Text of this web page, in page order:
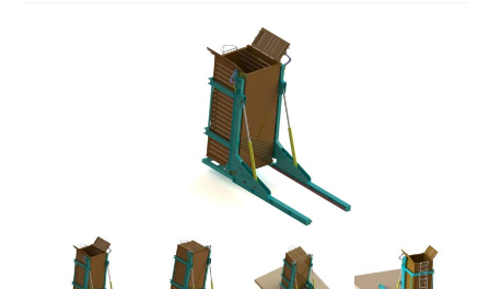
منصات تفريغ من نوع القنوات
منصات تفريغ فوق الأرض